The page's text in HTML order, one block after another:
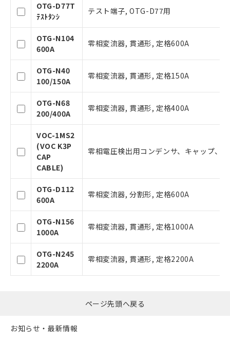
OTG-D77T
ﾃｽﾄﾀﾝｼ
テスト端子, OTG-D77用
OTG-N104
600A
零相変流器, 貫通形, 定格600A
OTG-N40
100/150A
零相変流器, 貫通形, 定格150A
OTG-N68
200/400A
零相変流器, 貫通形, 定格400A
VOC-1MS2
(VOC K3P
CAP
CABLE)
零相電圧検出用コンデンサ、キャップ、
OTG-D112
600A
零相変流器, 分割形, 定格600A
OTG-N156
1000A
零相変流器, 貫通形, 定格1000A
OTG-N245
2200A
零相変流器, 貫通形, 定格2200A
ページ先頭へ戻る
お知らせ・最新情報
記
号
説明
○ 一定数以上の在庫あり
△
－
在庫なし(最新の在庫状況につ
機器販売店・当社販売員にご確
空
白
受注生産機種、また在庫状況の
情報を公開していない機種
本サービスは、当社制御機器事業取扱
商品の当社在庫状況および標準価格(税
抜)を提供させていただくものです。
当社制御機器事業取扱商品の中には、
本サービスの対象外となる商品もある
ことをご了承ください。
在庫状況および標準価格照会結果は、
記載している更新日時点での社内デー
タに基づき作成されるものであり、閲
覧された時点での実際の在庫および標
準価格とは異なる場合があることをご
了承ください。
正式な納期状況および標準価格はお客
ムロン制御機器販売店・当社販売員に
ご相談ください。
オムロン制御機器販売店や当社販売拠
販売ネットワーク
」をご確認
ください。
在庫状況および標準価格結果を当社の
事前の承諾なく第三者に漏洩または開
示しないようお願いします。
マイパーツ機能（部品リスト作成サー
ビス）をご利用いただくには、I-Web
メンバーズにご登録されている必要が
お客様が当ウェブサイト上で当社にご
登録された部品リストについて、当社
品・サービスに関するお客様との取